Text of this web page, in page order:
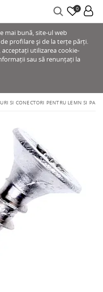
0
mai bună, site-ul web
profilare și de la terțe părți.
utilizarea cookie-
sau să renunțați la
SI CONECTORI PENTRU LEMN SI PAL